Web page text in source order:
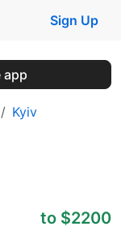
Sign Up
app
Kyiv
to $2200